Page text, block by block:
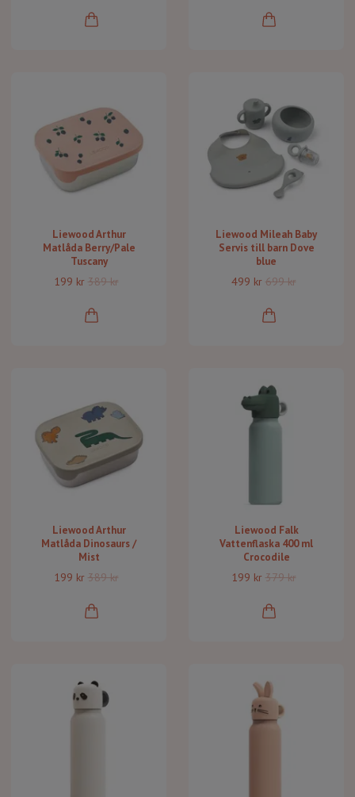
Liewood Arthur
Matlåda Berry/Pale
Tuscany
199 kr 389 kr
Liewood Mileah Baby
Servis till barn Dove
blue
499 kr 699 kr
Liewood Arthur
Matlåda Dinosaurs /
Mist
199 kr 389 kr
Liewood Falk
Vattenflaska 400 ml
Crocodile
199 kr 379 kr